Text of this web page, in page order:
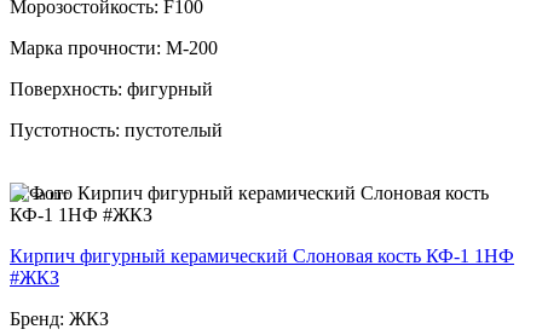
Морозостойкость: F100
Марка прочности: М-200
Поверхность: фигурный
Пустотность: пустотелый
57за шт
Кирпич фигурный керамический Слоновая кость КФ-1 1НФ
#ЖКЗ
Бренд: ЖКЗ